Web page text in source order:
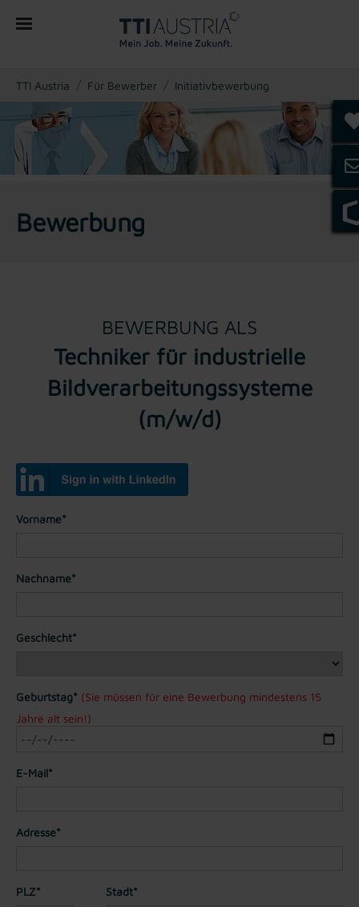
You are here:
TTI Austria Für Bewerber Initiativbewerbung
Bewerbung
BEWERBUNG ALS
Techniker für industrielle
Bildverarbeitungssysteme
(m/w/d)
Vorname*
Nachname*
Geschlecht*
Geburtstag* (Sie müssen für eine Bewerbung mindestens 15
Jahre alt sein!)
E-Mail*
Adresse*
PLZ* Stadt*